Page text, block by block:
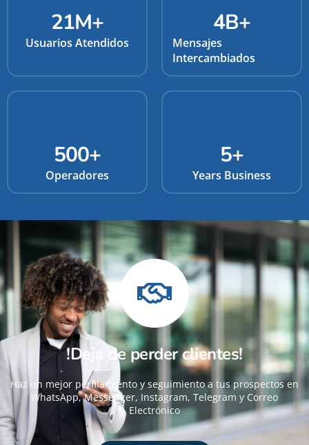
Usuarios Atendidos
21M+
Mensajes
Intercambiados
4B+
Operadores
500+
Years Business
5+
!Deja de perder clientes!
Haz un mejor perfilamiento y seguimiento a tus prospectos en
WhatsApp, Messenger, Instagram, Telegram y Correo
Electrónico